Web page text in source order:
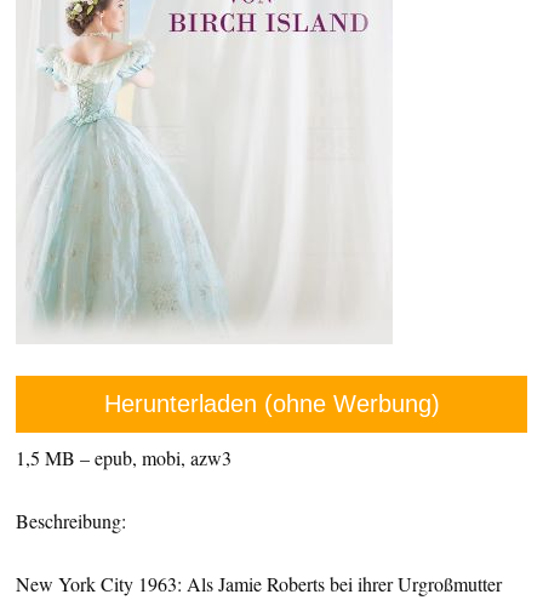
Herunterladen (ohne Werbung)
1,5 MB – epub, mobi, azw3
Beschreibung:
New York City 1963: Als Jamie Roberts bei ihrer Urgroßmutter